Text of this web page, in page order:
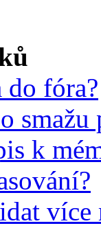
do fóra?
smažu
k